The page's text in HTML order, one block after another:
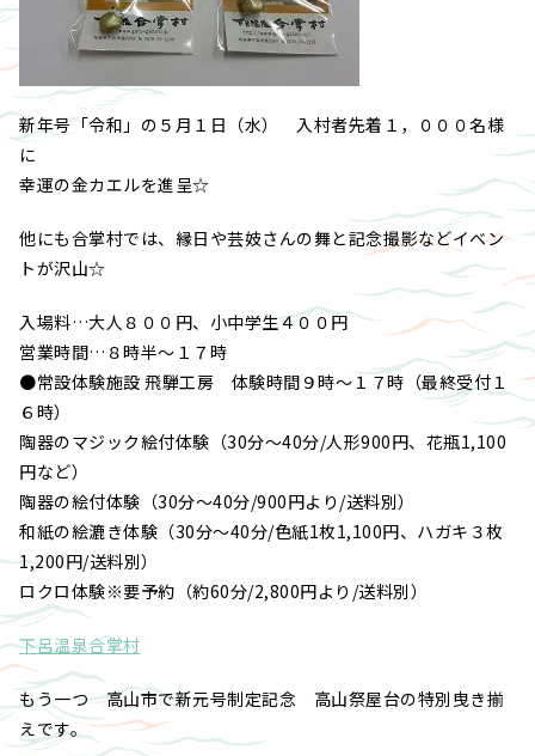
新年号「令和」の５月１日（水） 入村者先着１，０００名様
に
幸運の金カエルを進呈☆
他にも合掌村では、縁日や芸妓さんの舞と記念撮影などイベン
トが沢山☆
入場料…大人８００円、小中学生４００円
営業時間…８時半～１７時
●常設体験施設 飛騨工房 体験時間９時～１７時（最終受付１
６時）
陶器のマジック絵付体験（30分～40分/人形900円、花瓶1,100
円など）
陶器の絵付体験（30分～40分/900円より/送料別）
和紙の絵漉き体験（30分～40分/色紙1枚1,100円、ハガキ３枚
1,200円/送料別）
ロクロ体験※要予約（約60分/2,800円より/送料別）
下呂温泉合掌村
もう一つ 高山市で新元号制定記念 高山祭屋台の特別曳き揃
えです。